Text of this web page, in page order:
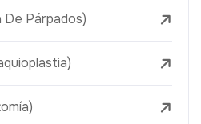
De Párpados)